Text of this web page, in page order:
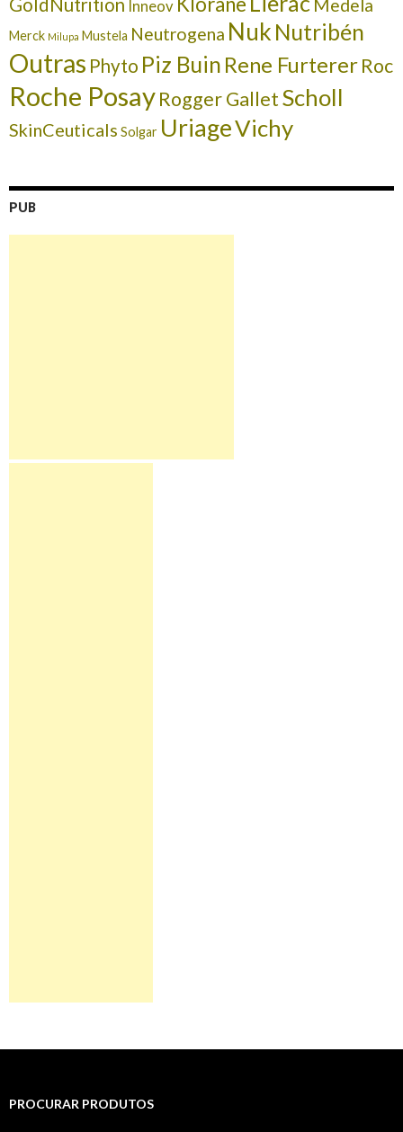
Inneov Medela
Merck Milupa Mustela Neutrogena Nuk Nutribén
Outras Phyto Piz Buin Rene FurtererRoc
Roche PosayRogger GalletScholl
SkinCeuticals Solgar UriageVichy
PUB
PROCURAR PRODUTOS